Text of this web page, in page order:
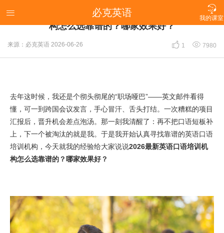

我的课室
 必克英语
【替你们减少试错成本】2026最新英语口语培训机
构怎么选靠谱的？哪家效果好？
来源：必克英语 2026-06-26  1  7980
去年这时候，我还是个彻头彻尾的“职场哑巴”——英文邮件看得
懂，可一到跨国会议发言，手心冒汗、舌头打结。一次糟糕的项目
汇报后，晋升机会差点泡汤。那一刻我清醒了：再不把口语短板补
上，下一个被淘汰的就是我。于是我开始认真寻找靠谱的英语口语
培训机构，今天就我的经验给大家说说2026最新英语口语培训机
构怎么选靠谱的？哪家效果好？